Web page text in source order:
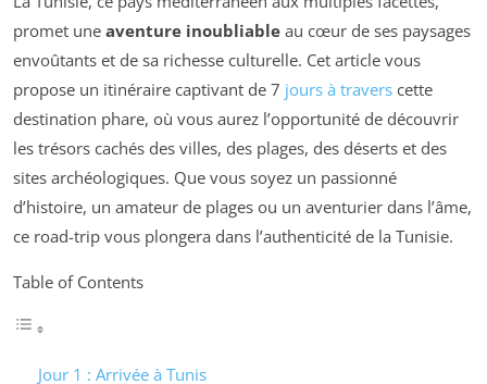
promet une aventure inoubliable au cœur de ses paysages
envoûtants et de sa richesse culturelle. Cet article vous
propose un itinéraire captivant de 7 jours à travers cette
destination phare, où vous aurez l’opportunité de découvrir
les trésors cachés des villes, des plages, des déserts et des
sites archéologiques. Que vous soyez un passionné
d’histoire, un amateur de plages ou un aventurier dans l’âme,
ce road-trip vous plongera dans l’authenticité de la Tunisie.
Table of Contents
Jour 1 : Arrivée à Tunis